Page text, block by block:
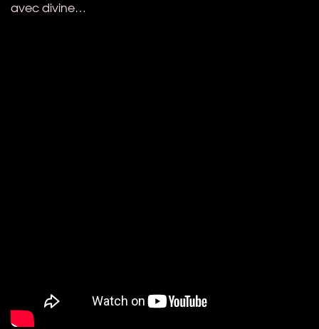
avec divine…